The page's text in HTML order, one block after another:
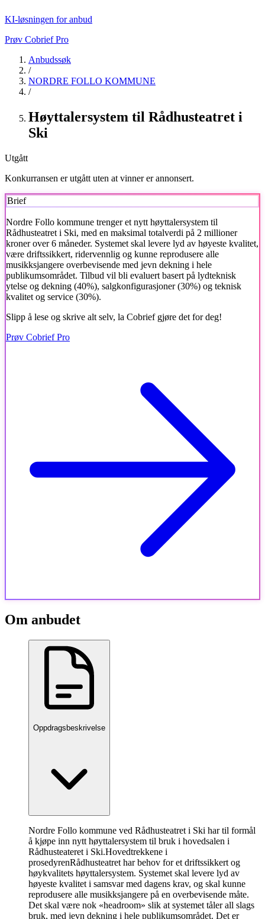
KI-løsningen for anbud
Prøv Cobrief Pro
Anbudssøk
/
NORDRE FOLLO KOMMUNE
/
Høyttalersystem til Rådhusteatret i
Ski
Utgått
Konkurransen er utgått uten at vinner er annonsert.
Brief
Nordre Follo kommune trenger et nytt høyttalersystem til
Rådhusteatret i Ski, med en maksimal totalverdi på 2 millioner
kroner over 6 måneder. Systemet skal levere lyd av høyeste kvalitet,
være driftssikkert, ridervennlig og kunne reprodusere alle
musikksjangere overbevisende med jevn dekning i hele
publikumsområdet. Tilbud vil bli evaluert basert på lydteknisk
ytelse og dekning (40%), salgkonfigurasjoner (30%) og teknisk
kvalitet og service (30%).
Slipp å lese og skrive alt selv, la Cobrief gjøre det for deg!
Prøv Cobrief Pro
Om anbudet
Oppdragsbeskrivelse
Nordre Follo kommune ved Rådhusteatret i Ski har til formål
å kjøpe inn nytt høyttalersystem til bruk i hovedsalen i
Rådhusteateret i Ski.Hovedtrekkene i
prosedyrenRådhusteatret har behov for et driftssikkert og
høykvalitets høyttalersystem. Systemet skal levere lyd av
høyeste kvalitet i samsvar med dagens krav, og skal kunne
reprodusere alle musikksjangere på en overbevisende måte.
Det skal være nok «headroom» slik at systemet tåler all slags
bruk, med jevn dekning i hele publikumsområdet. Det er